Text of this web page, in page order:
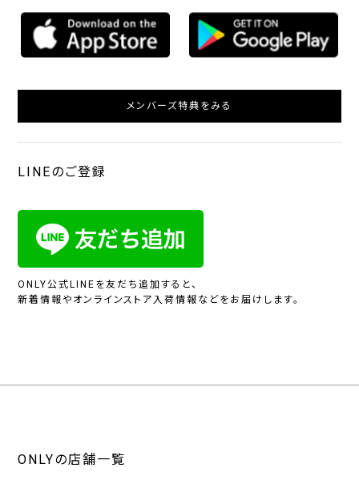
メンバーズ特典をみる
LINEのご登録
ONLY公式LINEを友だち追加すると、
新着情報やオンラインストア入荷情報などをお届けします。
ONLYの店舗一覧